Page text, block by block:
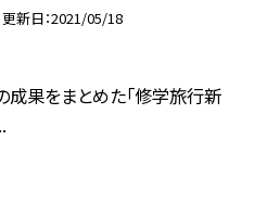
更新日 2021/05/18
果をまとめた「修学旅行新